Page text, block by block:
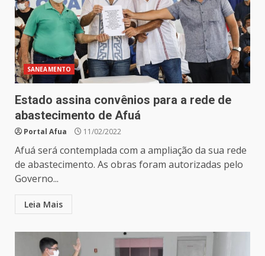
SANEAMENTO
Estado assina convênios para a rede de
abastecimento de Afuá
Portal Afua 11/02/2022
Afuá será contemplada com a ampliação da sua rede
de abastecimento. As obras foram autorizadas pelo
Governo...
Leia Mais